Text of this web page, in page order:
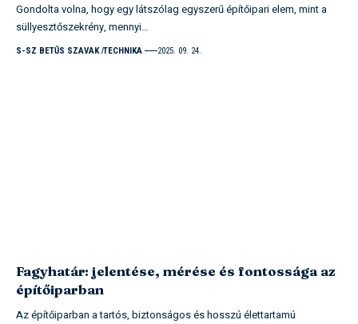
Gondolta volna, hogy egy látszólag egyszerű építőipari elem, mint a
süllyesztőszekrény, mennyi…
S-SZ BETŰS SZAVAK TECHNIKA 2025. 09. 24.
Fagyhatár: jelentése, mérése és fontossága az
építőiparban
Az építőiparban a tartós, biztonságos és hosszú élettartamú